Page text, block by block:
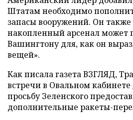
Штатам необходимо
запасы вооружений. Он
накопленный арсенал может
Вашингтону для, как он
вещей».
Как писала газета ВЗГЛЯД,
встречи в Овальном кабинете
просьбу Зеленского
дополнительные ракеты-